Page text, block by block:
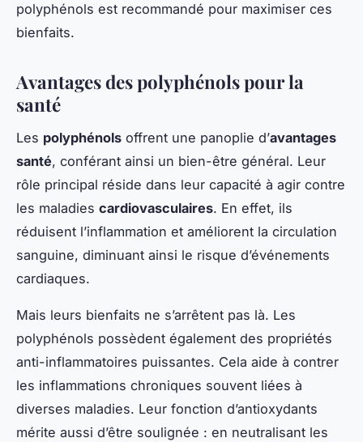
polyphénols est recommandé pour maximiser ces
bienfaits.
Avantages des polyphénols pour la
santé
Les polyphénols offrent une panoplie d’avantages
santé, conférant ainsi un bien-être général. Leur
rôle principal réside dans leur capacité à agir contre
les maladies cardiovasculaires. En effet, ils
réduisent l’inflammation et améliorent la circulation
sanguine, diminuant ainsi le risque d’événements
cardiaques.
Mais leurs bienfaits ne s’arrêtent pas là. Les
polyphénols possèdent également des propriétés
anti-inflammatoires puissantes. Cela aide à contrer
les inflammations chroniques souvent liées à
diverses maladies. Leur fonction d’antioxydants
mérite aussi d’être soulignée : en neutralisant les